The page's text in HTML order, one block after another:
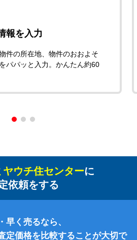
報を入力
件の所在地、物件のおおよそ
パパッと入力。かんたん約60
ウチ住センターに
依頼をする
早く売るなら、
定価格を比較することが大切で